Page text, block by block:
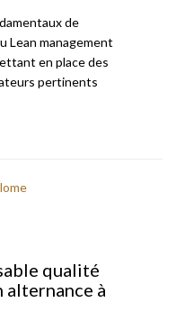
de
Lean management
en place des
pertinents
qualité
à